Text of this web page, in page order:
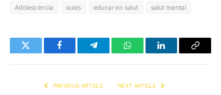
Adolescència aules educar en salut salut mental
Twitter FacebookTelegramWhatsAppLinkedInCopy
PREVIOUS ARTICLE NEXT ARTICLE